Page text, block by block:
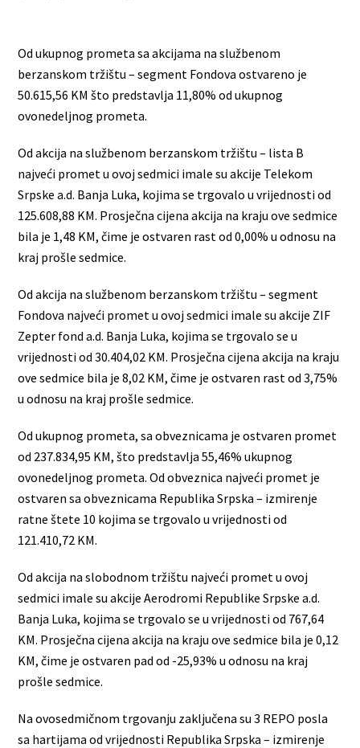
Od ukupnog prometa sa akcijama na službenom
berzanskom tržištu – segment Fondova ostvareno je
50.615,56 KM što predstavlja 11,80% od ukupnog
ovonedeljnog prometa.
Od akcija na službenom berzanskom tržištu – lista B
najveći promet u ovoj sedmici imale su akcije Telekom
Srpske a.d. Banja Luka, kojima se trgovalo u vrijednosti od
125.608,88 KM. Prosječna cijena akcija na kraju ove sedmice
bila je 1,48 KM, čime je ostvaren rast od 0,00% u odnosu na
kraj prošle sedmice.
Od akcija na službenom berzanskom tržištu – segment
Fondova najveći promet u ovoj sedmici imale su akcije ZIF
Zepter fond a.d. Banja Luka, kojima se trgovalo se u
vrijednosti od 30.404,02 KM. Prosječna cijena akcija na kraju
ove sedmice bila je 8,02 KM, čime je ostvaren rast od 3,75%
u odnosu na kraj prošle sedmice.
Od ukupnog prometa, sa obveznicama je ostvaren promet
od 237.834,95 KM, što predstavlja 55,46% ukupnog
ovonedeljnog prometa. Od obveznica najveći promet je
ostvaren sa obveznicama Republika Srpska – izmirenje
ratne štete 10 kojima se trgovalo u vrijednosti od
121.410,72 KM.
Od akcija na slobodnom tržištu najveći promet u ovoj
sedmici imale su akcije Aerodromi Republike Srpske a.d.
Banja Luka, kojima se trgovalo se u vrijednosti od 767,64
KM. Prosječna cijena akcija na kraju ove sedmice bila je 0,12
KM, čime je ostvaren pad od -25,93% u odnosu na kraj
prošle sedmice.
Na ovosedmičnom trgovanju zaključena su 3 REPO posla
sa hartijama od vrijednosti Republika Srpska – izmirenje